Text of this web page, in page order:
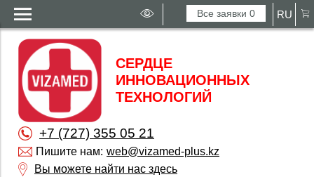
Все заявки0 RU
СЕРДЦЕ
ИННОВАЦИОННЫХ
ТЕХНОЛОГИЙ
+7 (727) 355 05 21
Пишите нам: web@vizamed-plus.kz
Вы можете найти нас здесь